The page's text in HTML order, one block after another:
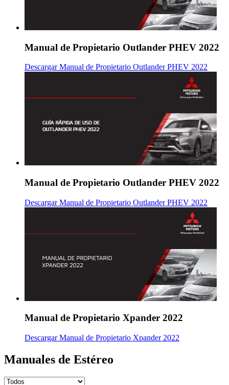
Manual de Propietario Outlander PHEV 2022
Descargar Manual de Propietario Outlander PHEV 2022
Manual de Propietario Outlander PHEV 2022
Descargar Manual de Propietario Outlander PHEV 2022
Manual de Propietario Xpander 2022
Descargar Manual de Propietario Xpander 2022
Manuales de Estéreo